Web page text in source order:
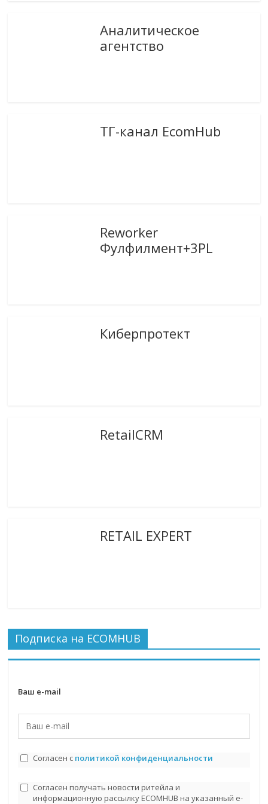
Аналитическое
агентство
ТГ-канал EcomHub
Reworker
Фулфилмент+3PL
Киберпротект
RetailCRM
RETAIL EXPERT
Подписка на ECOMHUB
Ваш e-mail
Согласен с политикой конфиденциальности
Согласен получать новости ритейла и
информационную рассылку ECOMHUB на указанный e-